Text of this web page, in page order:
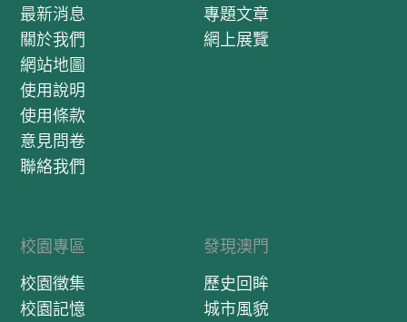
最新消息
關於我們
網站地圖
使用說明
使用條款
意見問卷
聯絡我們
專題文章
網上展覽
校園專區
校園徵集
校園記憶
發現澳門
歷史回眸
城市風貌